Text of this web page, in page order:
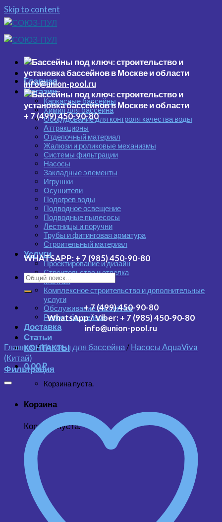
Skip to content
Главная
Магазин
Каркасные бассейны
Химия для бассейна
Оборудование для контроля качества воды
Аттракционы
Отделочный материал
Жалюзи и роликовые механизмы
Системы фильтрации
Насосы
Закладные элементы
Игрушки
Осушители
Подогрев воды
Подводное освещение
Подводные пылесосы
Лестницы и поручни
Трубы и фитинговая арматура
Строительный материал
Услуги
Проектирование и дизайн
Строительство и отделка
Монтаж
Комплексное строительство и дополнительные
услуги
Обслуживание бассейнов
Ремонт бассейнов
Доставка
Статьи
КОНТАКТЫ
0.00₽
Корзина пуста.
Корзина
Корзина пуста.
info@union-pool.ru
+ 7 (499) 450-90-80
WHATSAPP: + 7 (985) 450-90-80
+ 7 (499) 450-90-80
WhatsApp / Viber: + 7 (985) 450-90-80
info@union-pool.ru
Главная/Насосы для бассейна/Насосы AquaViva
(Китай)
Фильтрация